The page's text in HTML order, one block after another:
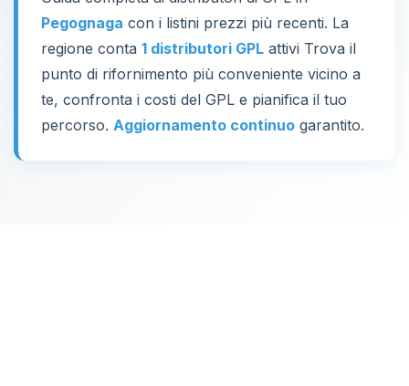
Pegognaga con i listini prezzi più recenti. La
regione conta 1 distributori GPL attivi Trova il
punto di rifornimento più conveniente vicino a
te, confronta i costi del GPL e pianifica il tuo
percorso. Aggiornamento continuo garantito.